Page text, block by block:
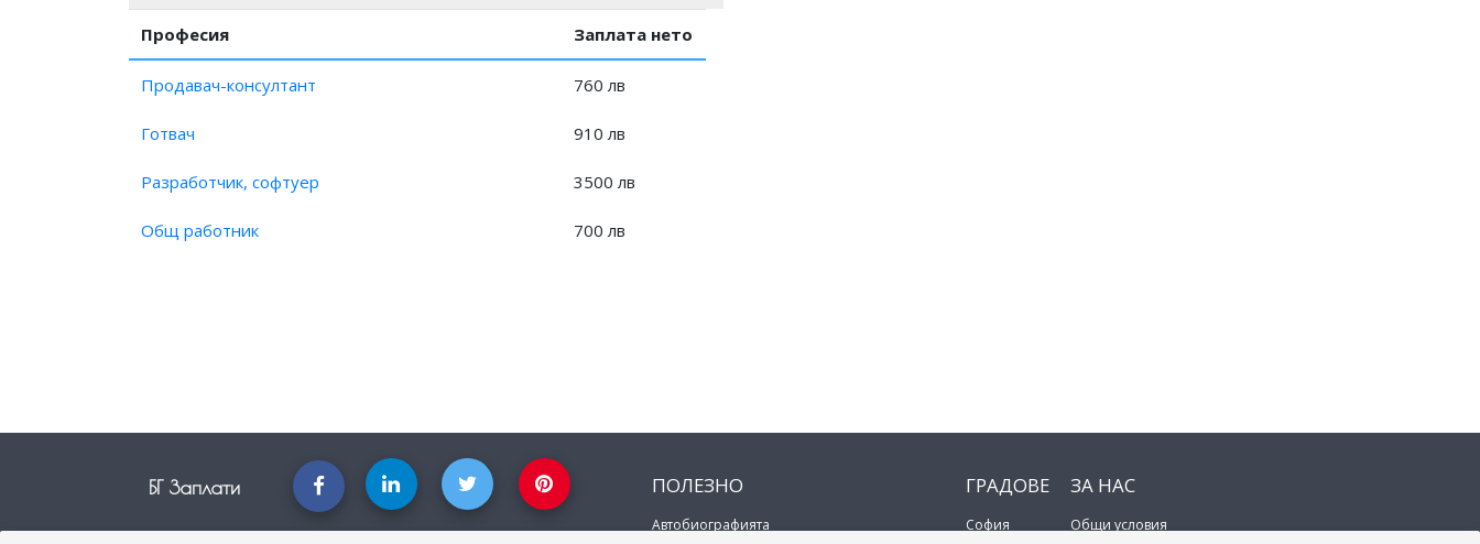
Професия Заплата нето
Продавач-консултант 760 лв
Готвач 910 лв
Разработчик, софтуер 3500 лв
Общ работник 700 лв
БГ Заплати ПОЛЕЗНО
Автобиографията
ГРАДОВЕ
София
ЗА НАС
Общи условия